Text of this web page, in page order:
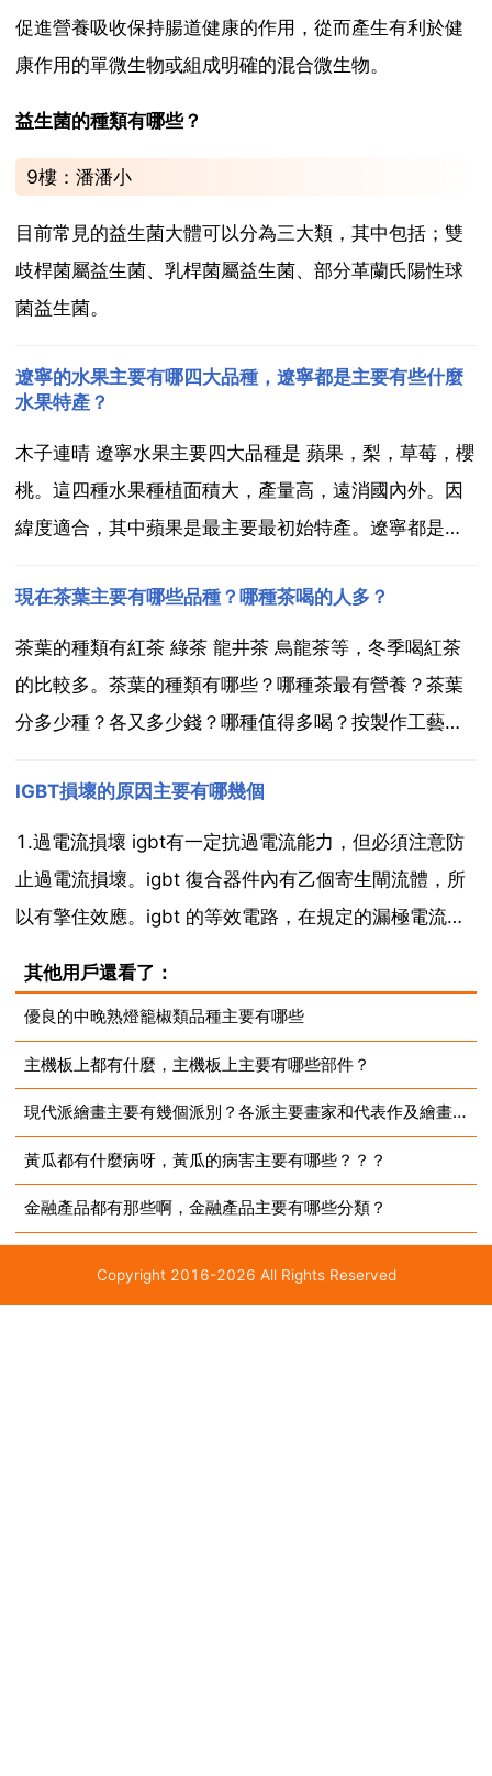
促進營養吸收保持腸道健康的作用，從而產生有利於健
康作用的單微生物或組成明確的混合微生物。
益生菌的種類有哪些？
9樓：潘潘小
目前常見的益生菌大體可以分為三大類，其中包括；雙
歧桿菌屬益生菌、乳桿菌屬益生菌、部分革蘭氏陽性球
菌益生菌。
遼寧的水果主要有哪四大品種，遼寧都是主要有些什麼
水果特產？
木子連晴 遼寧水果主要四大品種是 蘋果，梨，草莓，櫻
桃。這四種水果種植面積大，產量高，遠消國內外。因
緯度適合，其中蘋果是最主要最初始特產。遼寧都是主
南國梨 大棗，南國梨，巨峰葡萄，富士蘋果，白梨。 我
就知道鞍山盛產南國梨，別的不知道了，呵呵 遼寧有
些...
現在茶葉主要有哪些品種？哪種茶喝的人多？
茶葉的種類有紅茶 綠茶 龍井茶 烏龍茶等，冬季喝紅茶
的比較多。茶葉的種類有哪些？哪種茶最有營養？茶葉
分多少種？各又多少錢？哪種值得多喝？按製作工藝分
同 品牌不同 級別不同 就不同，所以不能一概而論的 每
個季節喝得茶葉不盡相同，有春飲花茶，夏飲綠茶...
IGBT損壞的原因主要有哪幾個
1.過電流損壞 igbt有一定抗過電流能力，但必須注意防
止過電流損壞。igbt 復合器件內有乙個寄生閘流體，所
以有擎住效應。igbt 的等效電路，在規定的漏極電流範
電流大到一定程度時，這個正偏壓足以使npn 電晶體開
通，進而使npn 和pnp ...
其他用戶還看了：
優良的中晚熟燈籠椒類品種主要有哪些
主機板上都有什麼，主機板上主要有哪些部件？
現代派繪畫主要有幾個派別？各派主要畫家和代表作及繪畫風格
黃瓜都有什麼病呀，黃瓜的病害主要有哪些？？？
金融產品都有那些啊，金融產品主要有哪些分類？
Copyright 2016-2026 All Rights Reserved